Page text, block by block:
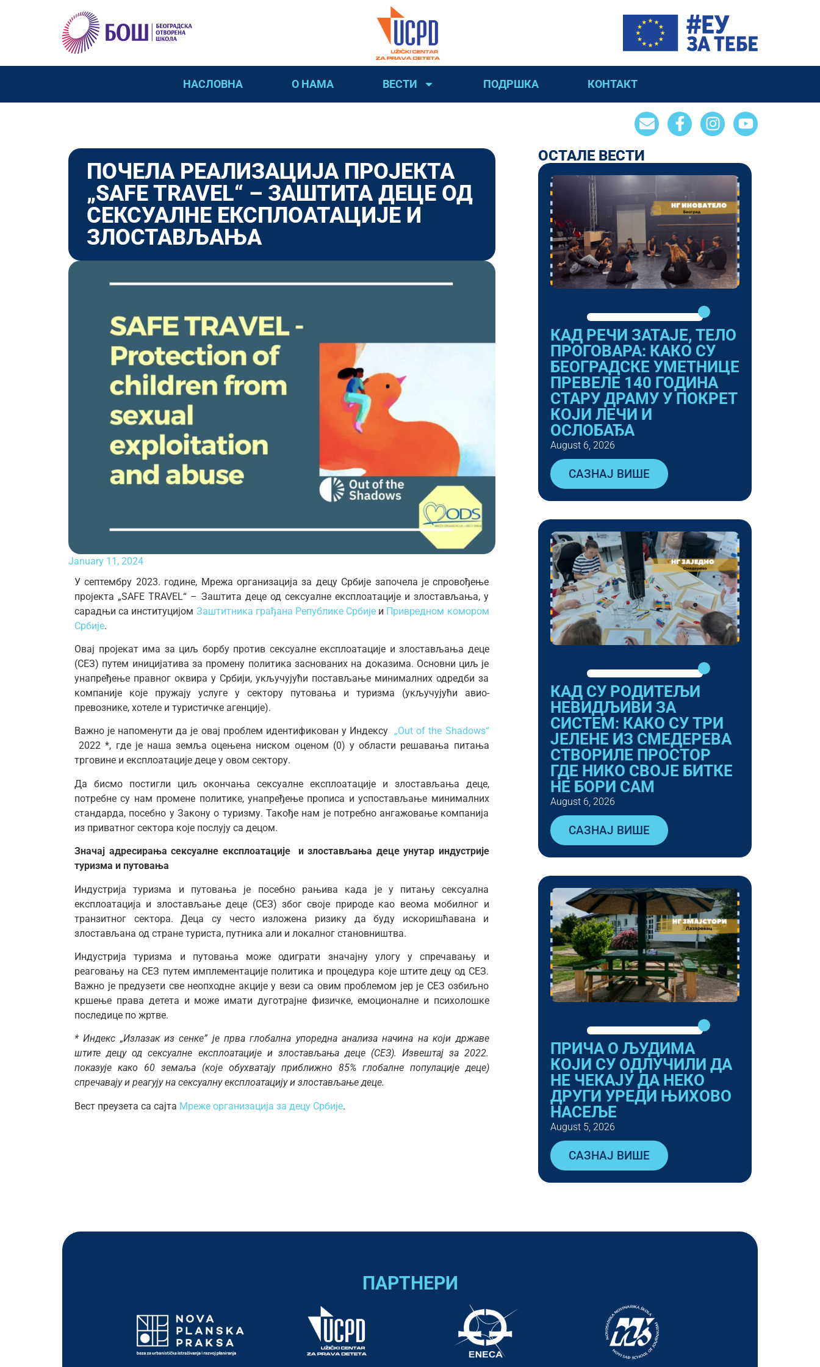
НАСЛОВНА О НАМА ВЕСТИ ПОДРШКА КОНТАКТ
ПОЧЕЛА РЕАЛИЗАЦИЈА ПРОЈЕКТА
„SAFE TRAVEL“ – ЗАШТИТА ДЕЦЕ ОД
СЕКСУАЛНЕ ЕКСПЛОАТАЦИЈЕ И
ЗЛОСТАВЉАЊА
January 11, 2024
У септембру 2023. године, Мрежа организација за децу Србије започела је спровођење
пројекта „SAFE TRAVEL“ – Заштита деце од сексуалне експлоатације и злостављања, у
сарадњи са институцијом Заштитника грађана Републике Србије и Привредном комором
Србије.
Овај пројекат има за циљ борбу против сексуалне експлоатације и злостављања деце
(СЕЗ) путем иницијатива за промену политика заснованих на доказима. Основни циљ је
унапређење правног оквира у Србији, укључујући постављање минималних одредби за
компаније које пружају услуге у сектору путовања и туризма (укључујући авио-
превознике, хотеле и туристичке агенције).
Важно је напоменути да је овај проблем идентификован у Индексу „Out of the Shadows“
2022 *, где је наша земља оцењена ниском оценом (0) у области решавања питања
трговине и експлоатације деце у овом сектору.
Да бисмо постигли циљ окончања сексуалне експлоатације и злостављања деце,
потребне су нам промене политике, унапређење прописа и успостављање минималних
стандарда, посебно у Закону о туризму. Такође нам је потребно ангажовање компанија
из приватног сектора које послују са децом.
Значај адресирања сексуалне експлоатације и злостављања деце унутар индустрије
туризма и путовања
Индустрија туризма и путовања је посебно рањива када је у питању сексуална
експлоатација и злостављање деце (СЕЗ) због своје природе као веома мобилног и
транзитног сектора. Деца су често изложена ризику да буду искоришћавана и
злостављана од стране туриста, путника али и локалног становништва.
Индустрија туризма и путовања може одиграти значајну улогу у спречавању и
реаговању на СЕЗ путем имплементације политика и процедура које штите децу од СЕЗ.
Важно је предузети све неопходне акције у вези са овим проблемом јер је СЕЗ озбиљно
кршење права детета и може имати дуготрајне физичке, емоционалне и психолошке
последице по жртве.
* Индекс „Излазак из сенке” је прва глобална упоредна анализа начина на који државе
штите децу од сексуалне експлоатације и злостављања деце (СЕЗ). Извештај за 2022.
показује како 60 земаља (које обухватају приближно 85% глобалне популације деце)
спречавају и реагују на сексуалну експлоатацију и злостављање деце.
Вест преузета са сајта Мреже организација за децу Србије.
ОСТАЛЕ ВЕСТИ
КАД РЕЧИ ЗАТАЈЕ, ТЕЛО
ПРОГОВАРА: КАКО СУ
БЕОГРАДСКЕ УМЕТНИЦЕ
ПРЕВЕЛЕ 140 ГОДИНА
СТАРУ ДРАМУ У ПОКРЕТ
КОЈИ ЛЕЧИ И
ОСЛОБАЂА
August 6, 2026
САЗНАЈ ВИШЕ
КАД СУ РОДИТЕЉИ
НЕВИДЉИВИ ЗА
СИСТЕМ: КАКО СУ ТРИ
ЈЕЛЕНЕ ИЗ СМЕДЕРЕВА
СТВОРИЛЕ ПРОСТОР
ГДЕ НИКО СВОЈЕ БИТКЕ
НЕ БОРИ САМ
August 6, 2026
САЗНАЈ ВИШЕ
ПРИЧА О ЉУДИМА
КОЈИ СУ ОДЛУЧИЛИ ДА
НЕ ЧЕКАЈУ ДА НЕКО
ДРУГИ УРЕДИ ЊИХОВО
НАСЕЉЕ
August 5, 2026
САЗНАЈ ВИШЕ
ПАРТНЕРИ